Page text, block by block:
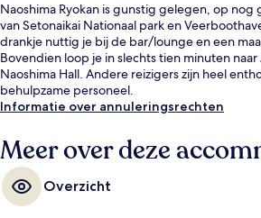
Naoshima Ryokan is gunstig gelegen, op nog
van Setonaikai Nationaal park en
drankje nuttig je bij de bar/lounge en een
Bovendien loop je in slechts tien minuten
Naoshima Hall. Andere reizigers zijn heel
behulpzame personeel.
Informatie over annuleringsrechten
Meer over deze
Overzicht